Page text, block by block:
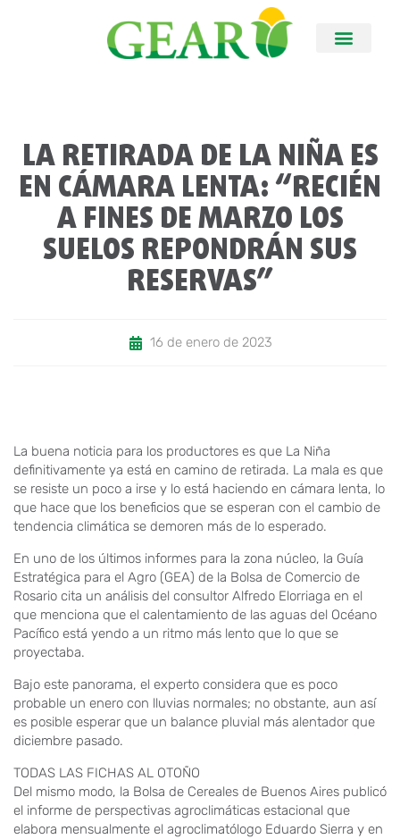
LA RETIRADA DE LA NIÑA ES
EN CÁMARA LENTA: “RECIÉN
A FINES DE MARZO LOS
SUELOS REPONDRÁN SUS
RESERVAS”
16 de enero de 2023
La buena noticia para los productores es que La Niña
definitivamente ya está en camino de retirada. La mala es que
se resiste un poco a irse y lo está haciendo en cámara lenta, lo
que hace que los beneficios que se esperan con el cambio de
tendencia climática se demoren más de lo esperado.
En uno de los últimos informes para la zona núcleo, la Guía
Estratégica para el Agro (GEA) de la Bolsa de Comercio de
Rosario cita un análisis del consultor Alfredo Elorriaga en el
que menciona que el calentamiento de las aguas del Océano
Pacífico está yendo a un ritmo más lento que lo que se
proyectaba.
Bajo este panorama, el experto considera que es poco
probable un enero con lluvias normales; no obstante, aun así
es posible esperar que un balance pluvial más alentador que
diciembre pasado.
TODAS LAS FICHAS AL OTOÑO
Del mismo modo, la Bolsa de Cereales de Buenos Aires publicó
el informe de perspectivas agroclimáticas estacional que
elabora mensualmente el agroclimatólogo Eduardo Sierra y en